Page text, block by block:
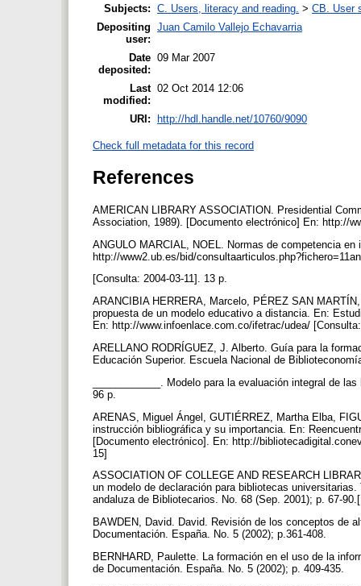
Subjects: C. Users, literacy and reading. > CB. User
Depositing
user:
Juan Camilo Vallejo Echavarria
Date
deposited:
09 Mar 2007
Last
modified:
02 Oct 2014 12:06
URI: http://hdl.handle.net/10760/9090
Check full metadata for this record
References
AMERICAN LIBRARY ASSOCIATION. Presidential
Association, 1989). [Documento electrónico] En: http://
ANGULO MARCIAL, NOEL. Normas de competencia
http://www2.ub.es/bid/
[Consulta: 2004-03-11]. 13 p.
ARANCIBIA HERRERA, Marcelo, PÉREZ SAN
propuesta de un modelo educativo a distancia. En:
En: http://www.infoenlace.com.co/ifetrac/udea/
ARELLANO RODRÍGUEZ, J. Alberto. Guía para la
Educación Superior. Escuela Nacional de
____________. Modelo para la evaluación integral de
96 p.
ARENAS, Miguel Ángel, GUTIÉRREZ, Martha Elba,
instrucción bibliográfica y su importancia. En:
[Documento electrónico]. En: http://
15]
ASSOCIATION OF COLLEGE AND RESEARCH
un modelo de declaración para bibliotecas
andaluza de Bibliotecarios. No. 68 (Sep. 2001); p. 67-
BAWDEN, David. David. Revisión de los conceptos de
Documentación. España. No. 5 (2002); p.361-408.
BERNHARD, Paulette. La formación en el uso de la
de Documentación. España. No. 5 (2002); p. 409-435.